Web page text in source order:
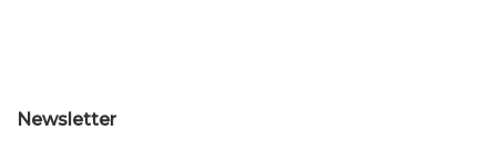
Newsletter